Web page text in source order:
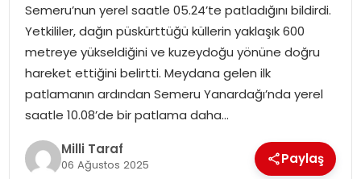
MAGAZIN
Semeru’nun yerel saatle 05.24’te patladığını bildirdi.
Yetkililer, dağın püskürttüğü küllerin yaklaşık 600
metreye yükseldiğini ve kuzeydoğu yönüne doğru
hareket ettiğini belirtti. Meydana gelen ilk
patlamanın ardından Semeru Yanardağı’nda yerel
saatle 10.08’de bir patlama daha…
Milli Taraf
06 Ağustos 2025 Paylaş